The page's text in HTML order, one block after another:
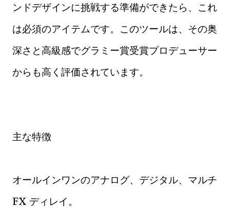
ンドデザインに挑戦する準備ができたら、これ
は必須のアイテムです。このツールは、その奥
深さと高級感でグラミー賞受賞プロデューサー
からも高く評価されています。
主な特徴
オールインワンのアナログ、デジタル、マルチ
FX ディレイ。